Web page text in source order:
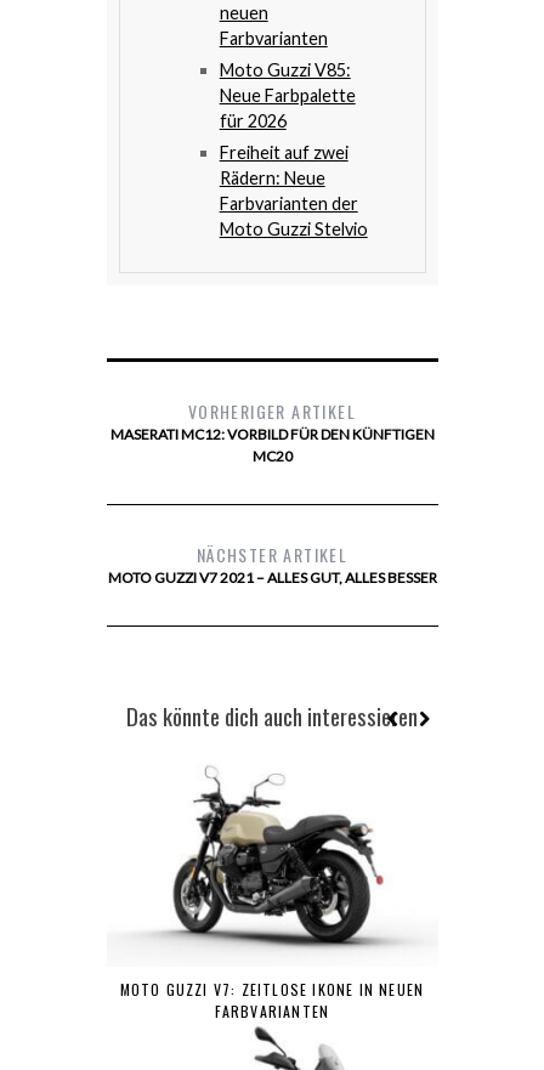
neuen
Farbvarianten
Moto Guzzi V85:
Neue Farbpalette
für 2026
Freiheit auf zwei
Rädern: Neue
Farbvarianten der
Moto Guzzi Stelvio
VORHERIGER ARTIKEL
MASERATI MC12: VORBILD FÜR DEN KÜNFTIGEN
MC20
NÄCHSTER ARTIKEL
MOTO GUZZI V7 2021 – ALLES GUT, ALLES BESSER
Das könnte dich auch interessieren
MOTO GUZZI V7: ZEITLOSE IKONE IN NEUEN
FARBVARIANTEN